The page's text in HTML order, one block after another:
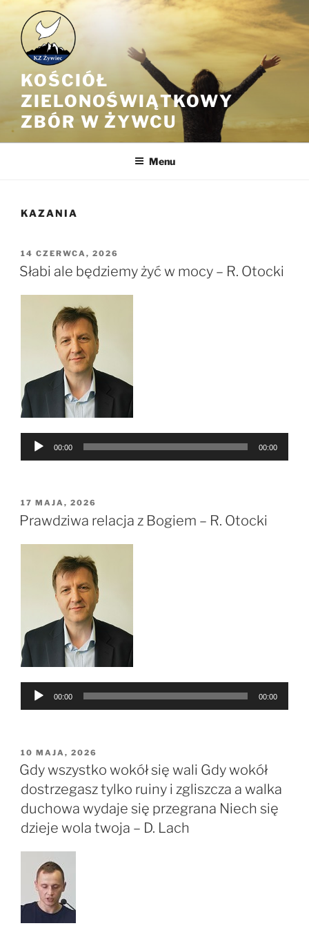
Przejdź
do
treści
KOŚCIÓŁ
ZIELONOŚWIĄTKOWY
ZBÓR W ŻYWCU
Menu
KAZANIA
OPUBLIKOWANE
W
14 CZERWCA, 2026
Słabi ale będziemy żyć w mocy – R. Otocki
Odtwarzacz
00:00 00:00
OPUBLIKOWANE
W
17 MAJA, 2026
Prawdziwa relacja z Bogiem – R. Otocki
Odtwarzacz
00:00 00:00
OPUBLIKOWANE
W
10 MAJA, 2026
Gdy wszystko wokół się wali Gdy wokół
dostrzegasz tylko ruiny i zgliszcza a walka
duchowa wydaje się przegrana Niech się
dzieje wola twoja – D. Lach